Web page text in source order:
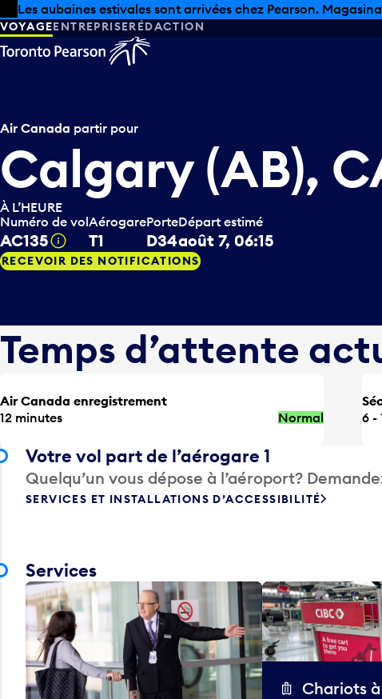
Skip to offers
Passer au contenu principal
Les aubaines estivales sont arrivées chez Pearson.
VOYAGEENTREPRISERÉDACTION
Air Canada partir pour
Calgary (AB),
À L’HEURE
Numéro de vol
AC135 Infobulle
Aérogare
T1
Porte
D34
Départ estimé
août 7, 06:15
RECEVOIR DES NOTIFICATIONS
Temps d’attente
Air Canada enregistrement
12 minutes
Normal
6 -
Votre vol part de l’aérogare 1
Quelqu’un vous dépose à l’aéroport?
SERVICES ET INSTALLATIONS D’ACCESSIBILITÉ
Services
Chariots